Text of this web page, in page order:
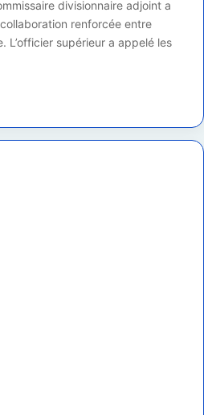
divisionnaire adjoint a
renforcée entre
L’officier supérieur a appelé les